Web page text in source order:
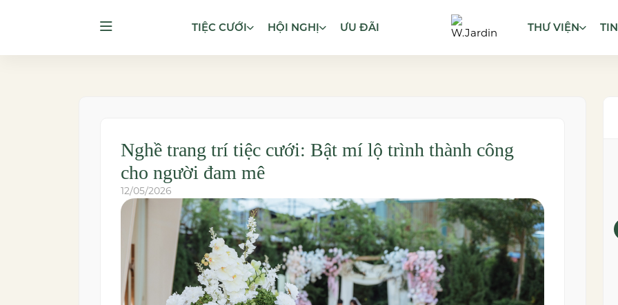
TIỆC CƯỚI HỘI NGHỊ ƯU ĐÃI THƯ VIỆN
Nghề trang trí tiệc cưới: Bật mí lộ trình thành công
cho người đam mê
12/05/2026